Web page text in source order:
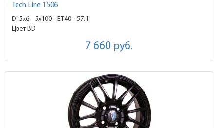
Tech Line 1506
D15x6 5x100 ET40
57.1
Цвет BD
7 660 руб.